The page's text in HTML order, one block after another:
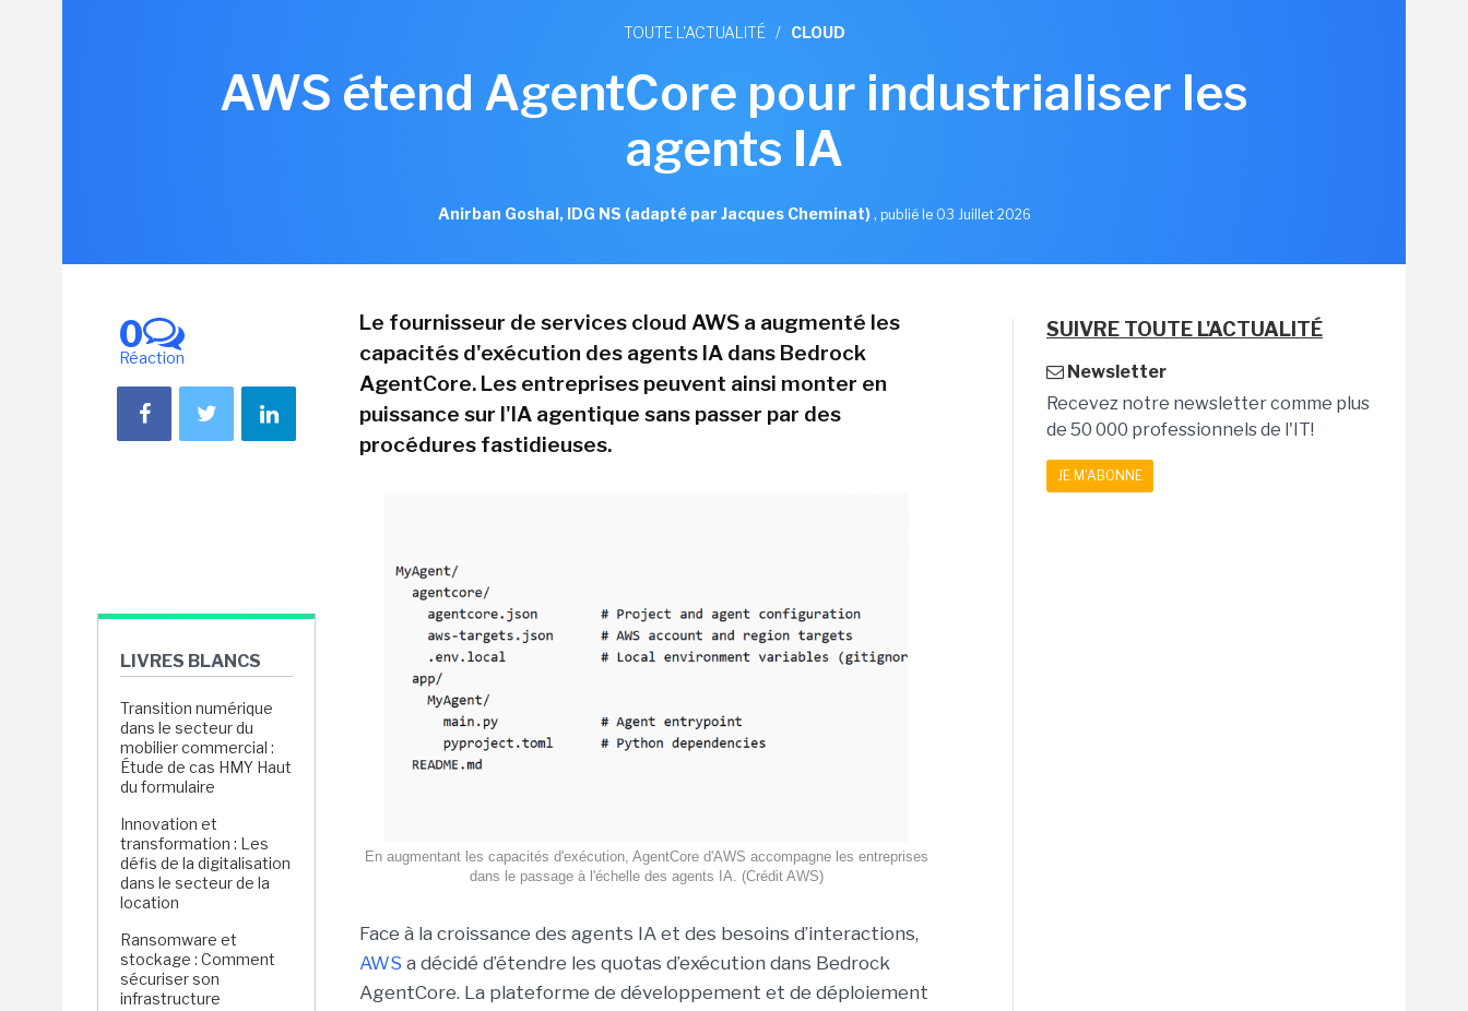
TOUTE L'ACTUALITÉ / CLOUD
AWS étend AgentCore pour industrialiser les
agents IA
Anirban Goshal, IDG NS (adapté par Jacques Cheminat), publié le 03 Juillet 2026
0
Réaction
LIVRES BLANCS
Transition numérique
dans le secteur du
mobilier commercial :
Étude de cas HMY Haut
du formulaire
Innovation et
transformation : Les
défis de la digitalisation
dans le secteur de la
location
Ransomware et
stockage : Comment
sécuriser son
infrastructure
Le fournisseur de services cloud AWS a augmenté les
capacités d'exécution des agents IA dans Bedrock
AgentCore. Les entreprises peuvent ainsi monter en
puissance sur l'IA agentique sans passer par des
procédures fastidieuses.
En augmentant les capacités d'exécution, AgentCore d'AWS accompagne les entreprises
dans le passage à l'échelle des agents IA. (Crédit AWS)
Face à la croissance des agents IA et des besoins d’interactions,
AWS a décidé d’étendre les quotas d’exécution dans Bedrock
AgentCore. La plateforme de développement et de déploiement
SUIVRE TOUTE L'ACTUALITÉ
Newsletter
Recevez notre newsletter comme plus
de 50 000 professionnels de l'IT!
JE M'ABONNE